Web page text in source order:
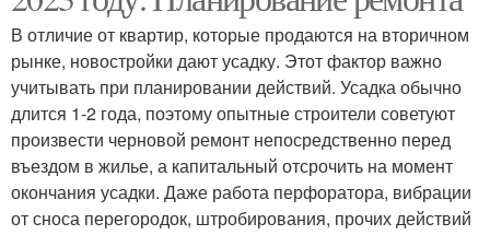
В отличие от квартир, которые продаются на вторичном
рынке, новостройки дают усадку. Этот фактор важно
учитывать при планировании действий. Усадка обычно
длится 1-2 года, поэтому опытные строители советуют
произвести черновой ремонт непосредственно перед
въездом в жилье, а капитальный отсрочить на момент
окончания усадки. Даже работа перфоратора, вибрации
от сноса перегородок, штробирования, прочих действий